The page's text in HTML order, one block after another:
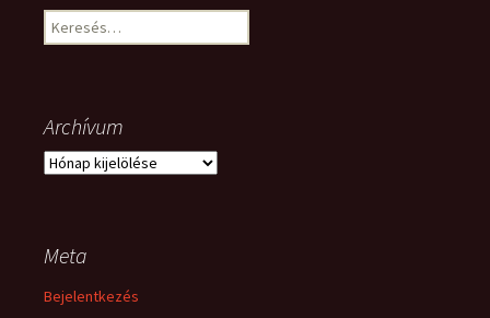
Keresés:
Archívum
Archívum
Meta
Bejelentkezés